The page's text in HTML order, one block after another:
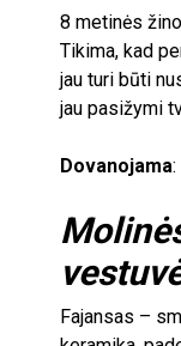
8 metinės
Tikima, kad
jau turi būti
jau pasižymi
Dovanojama
Fajansas –